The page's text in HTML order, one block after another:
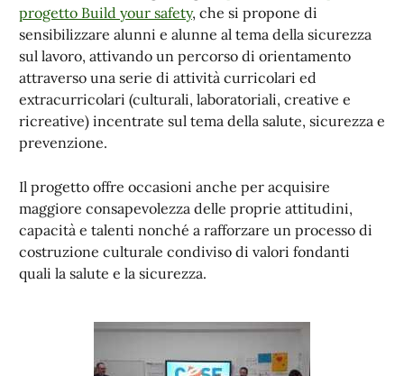
progetto Build your safety, che si propone di
sensibilizzare alunni e alunne al tema della sicurezza
sul lavoro, attivando un percorso di orientamento
attraverso una serie di attività curricolari ed
extracurricolari (culturali, laboratoriali, creative e
ricreative) incentrate sul tema della salute, sicurezza e
prevenzione.
Il progetto offre occasioni anche per acquisire
maggiore consapevolezza delle proprie attitudini,
capacità e talenti nonché a rafforzare un processo di
costruzione culturale condiviso di valori fondanti
quali la salute e la sicurezza.